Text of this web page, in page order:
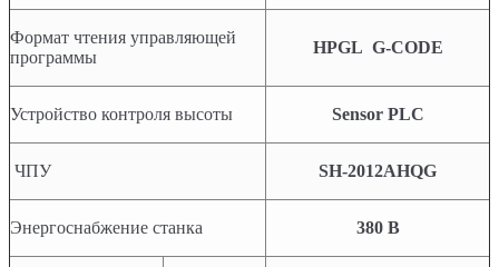
Формат чтения управляющей
программы
HPGL G-CODE
Устройство контроля высоты Sensor PLC
ЧПУ SH-2012AHQG
Энергоснабжение станка 380 В